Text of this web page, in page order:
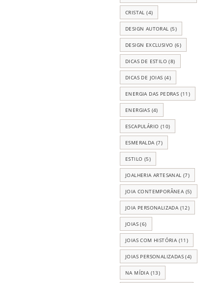
CRISTAL (4)
DESIGN AUTORAL (5)
DESIGN EXCLUSIVO (6)
DICAS DE ESTILO (8)
DICAS DE JOIAS (4)
ENERGIA DAS PEDRAS (11)
ENERGIAS (4)
ESCAPULÁRIO (10)
ESMERALDA (7)
ESTILO (5)
JOALHERIA ARTESANAL (7)
JOIA CONTEMPORÂNEA (5)
JOIA PERSONALIZADA (12)
JOIAS (6)
JOIAS COM HISTÓRIA (11)
JOIAS PERSONALIZADAS (4)
NA MÍDIA (13)